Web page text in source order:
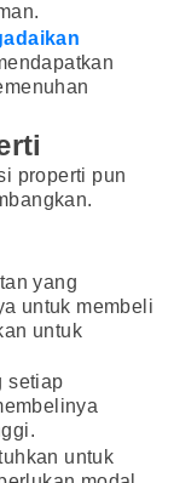
properti pun
yang
untuk membeli
untuk
setiap
untuk